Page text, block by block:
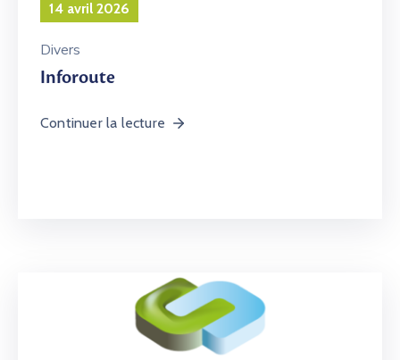
14 avril 2026
Divers
Inforoute
Continuer la lecture